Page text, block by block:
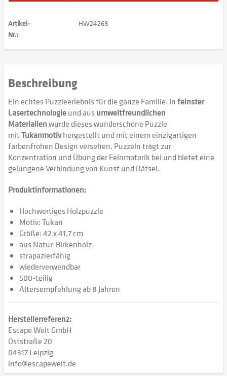
Artikel-
Nr.:
HW24268
Beschreibung
Ein echtes Puzzleerlebnis für die ganze Familie. Infeinster
Lasertechnologieund aus umweltfreundlichen
Materialienwurde dieses wunderschöne Puzzle
mitTukanmotivhergestellt und mit einem einzigartigen
farbenfrohen Design versehen. Puzzeln trägt zur
Konzentration und Übung der Feinmotorik bei und bietet eine
gelungene Verbindung von Kunst und Rätsel.
Produktinformationen:
Hochwertiges Holzpuzzle
Motiv: Tukan
Größe: 42 x 41,7 cm
aus Natur-Birkenholz
strapazierfähig
wiederverwendbar
500-teilig
Altersempfehlung ab 8 Jahren
Herstellerreferenz:
Escape Welt GmbH
Oststraße 20
04317 Leipzig
info@escapewelt.de